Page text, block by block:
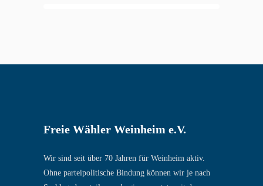
Freie Wähler Weinheim e.V.
Wir sind seit über 70 Jahren für Weinheim aktiv.
Ohne parteipolitische Bindung können wir je nach